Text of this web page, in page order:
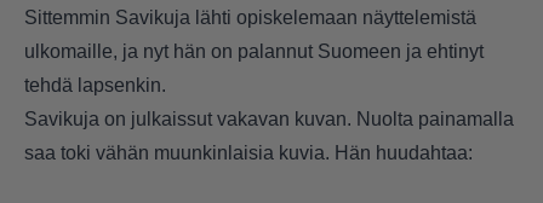
Sittemmin Savikuja lähti opiskelemaan näyttelemistä
ulkomaille, ja nyt hän on palannut Suomeen ja ehtinyt
tehdä lapsenkin.
Savikuja on julkaissut vakavan kuvan. Nuolta painamalla
saa toki vähän muunkinlaisia kuvia. Hän huudahtaa: